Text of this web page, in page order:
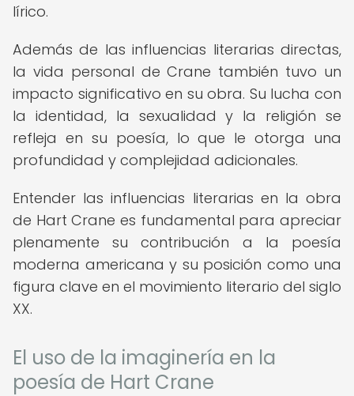
lírico.
Además de las influencias literarias directas,
la vida personal de Crane también tuvo un
impacto significativo en su obra. Su lucha con
la identidad, la sexualidad y la religión se
refleja en su poesía, lo que le otorga una
profundidad y complejidad adicionales.
Entender las influencias literarias en la obra
de Hart Crane es fundamental para apreciar
plenamente su contribución a la poesía
moderna americana y su posición como una
figura clave en el movimiento literario del siglo
XX.
El uso de la imaginería en la
poesía de Hart Crane